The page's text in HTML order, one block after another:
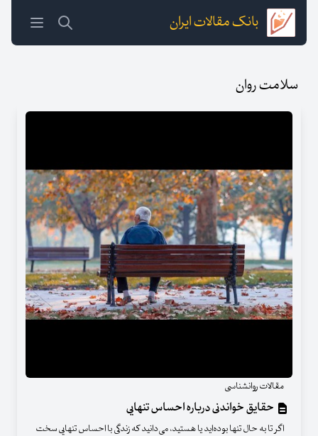
بانک مقالات ایران
سلامت روان
مقالات روانشناسی
حقایق خواندنی درباره احساس تنهایی
اگر تا به حال تنها بوده‌اید یا هستید، می‌دانید که زندگی با احساس تنهایی سخت